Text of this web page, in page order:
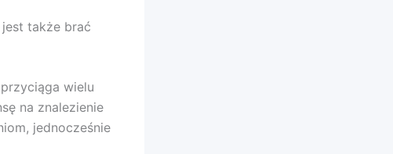
także brać
wielu
na znalezienie
jednocześnie